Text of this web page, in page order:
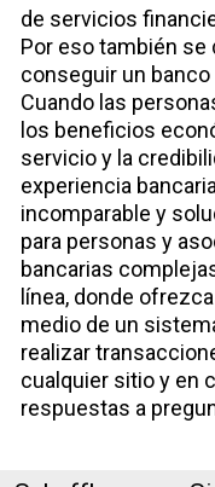
de servicios
Por eso también se
conseguir un
Cuando las
los beneficios
servicio y la
experiencia
incomparable y
para personas y
bancarias
línea, donde
medio de un
realizar
cualquier sitio y en
respuestas a